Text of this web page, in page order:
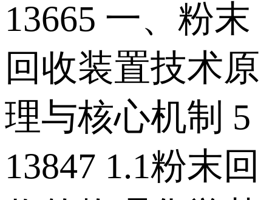
13665 一、粉末
回收装置技术原
理与核心机制 5
13847 1.1粉末回